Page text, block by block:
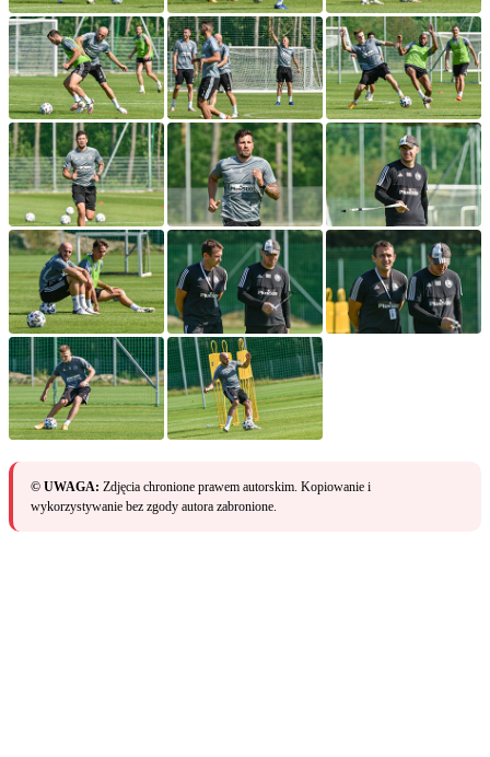
© UWAGA: Zdjęcia chronione prawem autorskim. Kopiowanie i
wykorzystywanie bez zgody autora zabronione.